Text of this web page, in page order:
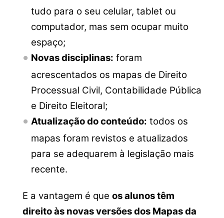
tudo para o seu celular, tablet ou
computador, mas sem ocupar muito
espaço;
Novas disciplinas: foram
acrescentados os mapas de Direito
Processual Civil, Contabilidade Pública
e Direito Eleitoral;
Atualização do conteúdo: todos os
mapas foram revistos e atualizados
para se adequarem à legislação mais
recente.
E a vantagem é que os alunos têm
direito às novas versões dos Mapas da